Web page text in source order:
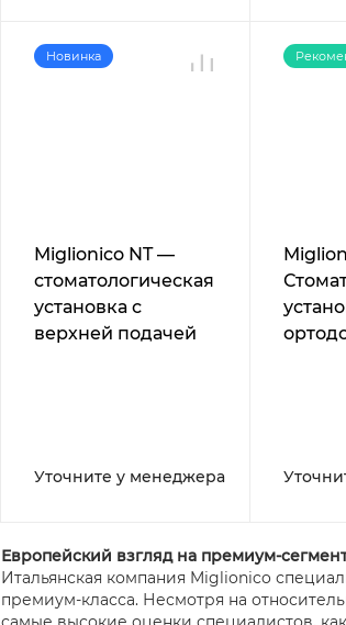
Новинка
Miglionico NT —
стоматологическая
установка с
верхней подачей
Уточните у менеджера
Европейский взгляд на премиум-
Итальянская компания Miglionico
премиум-класса. Несмотря на